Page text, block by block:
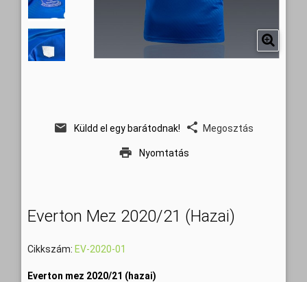
Küldd el egy barátodnak! Megosztás
Nyomtatás
Everton Mez 2020/21 (hazai)
Cikkszám: EV-2020-01
Everton mez 2020/21 (hazai)